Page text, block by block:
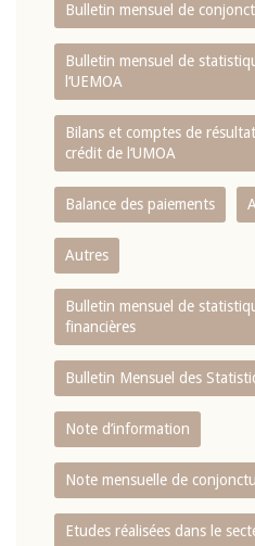
Bulletin mensuel de
Bulletin mensuel de
l‘UEMOA
Bilans et comptes de
crédit de l‘UMOA
Balance des paiements
Autres
Bulletin mensuel de
financières
Bulletin Mensuel des
Note d’information
Note mensuelle de
Etudes réalisées dans le